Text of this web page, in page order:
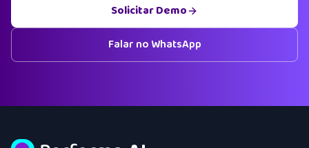
Solicitar Demo
Falar no WhatsApp